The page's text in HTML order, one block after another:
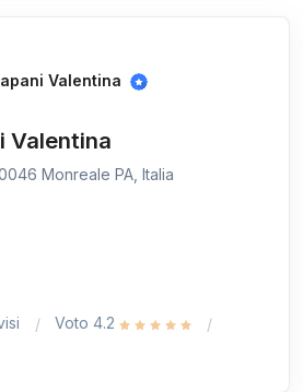
Valentina
Valentina
Monreale PA, Italia
Voto 4.2